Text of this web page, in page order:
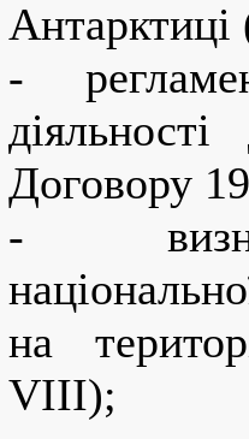
Антарктиці
-
Договору
-
на
VIII);